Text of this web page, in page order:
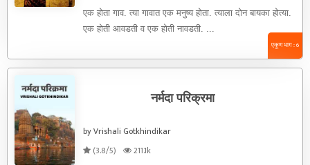
एक होता गाव. त्या गावात एक मनुष्य होता. त्याला दोन बायका होत्या.
एक होती आवडती व एक होती नावडती. ...
एकूण भाग : 6
नर्मदा परिक्रमा
by Vrishali Gotkhindikar
(3.8/5)
211.1k